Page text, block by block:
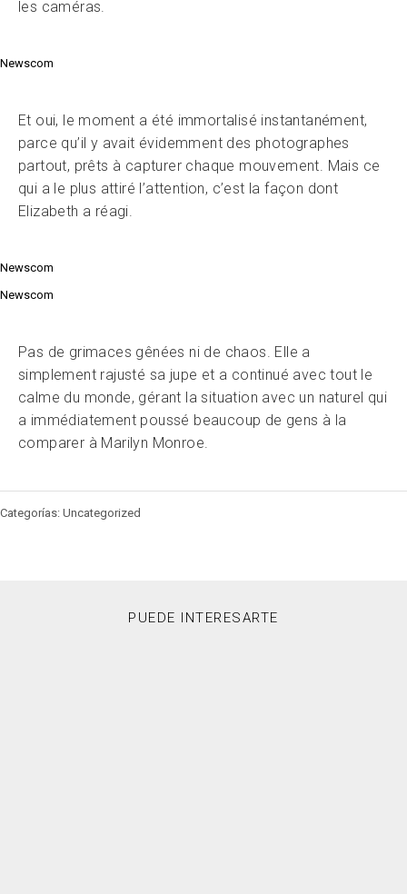
les caméras.
Newscom
Et oui, le moment a été immortalisé instantanément,
parce qu’il y avait évidemment des photographes
partout, prêts à capturer chaque mouvement. Mais ce
qui a le plus attiré l’attention, c’est la façon dont
Elizabeth a réagi.
Newscom
Newscom
Pas de grimaces gênées ni de chaos. Elle a
simplement rajusté sa jupe et a continué avec tout le
calme du monde, gérant la situation avec un naturel qui
a immédiatement poussé beaucoup de gens à la
comparer à Marilyn Monroe.
Categorías: Uncategorized
PUEDE INTERESARTE